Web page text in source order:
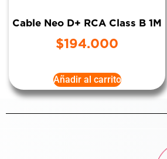
Cable Neo D+ RCA Class B 1M
$194.000
Añadir al carrito